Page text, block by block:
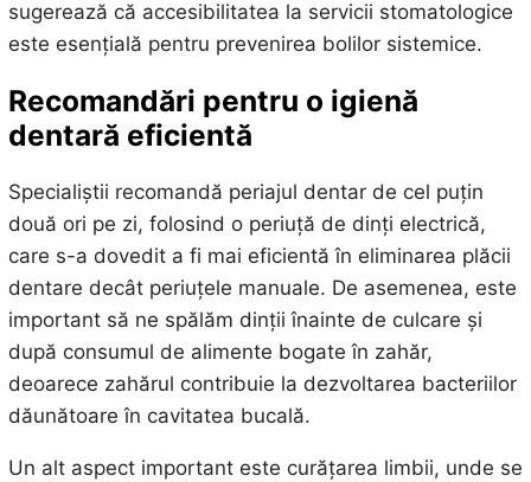
sugerează că accesibilitatea la servicii stomatologice
este esențială pentru prevenirea bolilor sistemice.
Recomandări pentru o igienă
dentară eficientă
Specialiștii recomandă periajul dentar de cel puțin
două ori pe zi, folosind o periuță de dinți electrică,
care s-a dovedit a fi mai eficientă în eliminarea plăcii
dentare decât periuțele manuale. De asemenea, este
important să ne spălăm dinții înainte de culcare și
după consumul de alimente bogate în zahăr,
deoarece zahărul contribuie la dezvoltarea bacteriilor
dăunătoare în cavitatea bucală.
Un alt aspect important este curățarea limbii, unde se